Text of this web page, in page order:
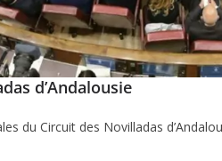
d’Andalousie
du Circuit des Novilladas